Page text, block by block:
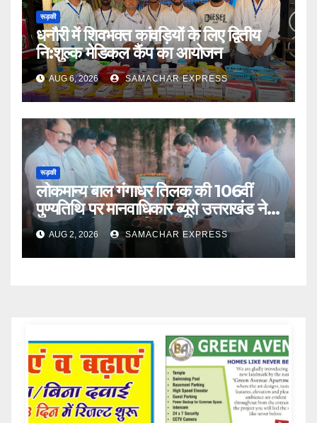
रूड़की
धनौरी में शिवभक्त कांवड़ियों के लिए द्वितीय
नि:शुल्क मेडिकल कैंप का आयोजन
AUG 6, 2026 SAMACHAR EXPRESS
रूड़की
लोकमान्य बाल गंगाधर तिलक की 106वीं
पुण्यतिथि पर मानवाधिकार ब्यूरो उत्तराखंड ने
दी भावभीनी श्रद्धांजलि
AUG 2, 2026 SAMACHAR EXPRESS